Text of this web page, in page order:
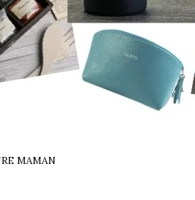
MAMAN